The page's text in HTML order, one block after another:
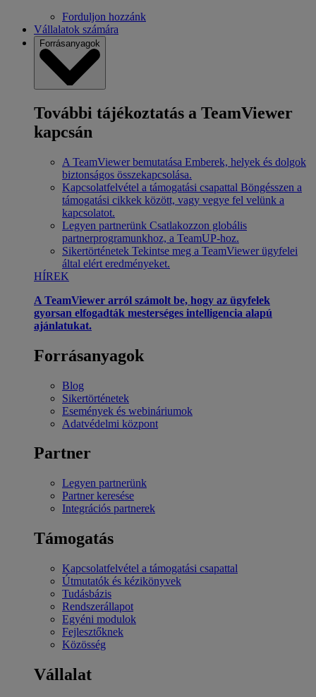
Forduljon hozzánk
Vállalatok számára
Forrásanyagok
További tájékoztatás a TeamViewer
kapcsán
A TeamViewer bemutatása Emberek, helyek és dolgok
biztonságos összekapcsolása.
Kapcsolatfelvétel a támogatási csapattal Böngésszen a
támogatási cikkek között, vagy vegye fel velünk a
kapcsolatot.
Legyen partnerünk Csatlakozzon globális
partnerprogramunkhoz, a TeamUP-hoz.
Sikertörténetek Tekintse meg a TeamViewer ügyfelei
által elért eredményeket.
HÍREK
A TeamViewer arról számolt be, hogy az ügyfelek
gyorsan elfogadták mesterséges intelligencia alapú
ajánlatukat.
Forrásanyagok
Blog
Sikertörténetek
Események és webináriumok
Adatvédelmi központ
Partner
Legyen partnerünk
Partner keresése
Integrációs partnerek
Támogatás
Kapcsolatfelvétel a támogatási csapattal
Útmutatók és kézikönyvek
Tudásbázis
Rendszerállapot
Egyéni modulok
Fejlesztőknek
Közösség
Vállalat